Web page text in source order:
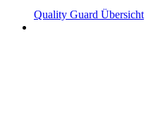
Quality Guard Übersicht